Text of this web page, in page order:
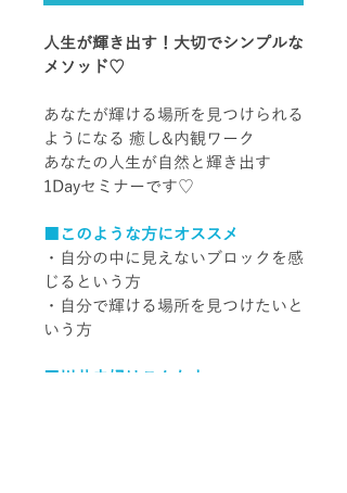
人生が輝き出す！大切でシンプルな
メソッド♡
あなたが輝ける場所を見つけられる
ようになる 癒し&内観ワーク
あなたの人生が自然と輝き出す
1Dayセミナーです♡
■このような方にオススメ
・自分の中に見えないブロックを感
じるという方
・自分で輝ける場所を見つけたいと
いう方
■川井夫婦はこんな人